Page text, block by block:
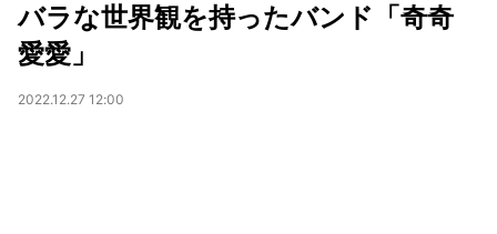
バラな世界観を持ったバンド「奇奇
愛愛」
2022.12.27 12:00